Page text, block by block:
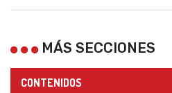
MÁS SECCIONES
CONTENIDOS